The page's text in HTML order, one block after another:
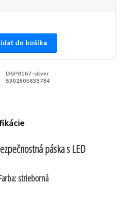
do košíka
DSP0167-silver
5902605833784
páska s LED
strieborná